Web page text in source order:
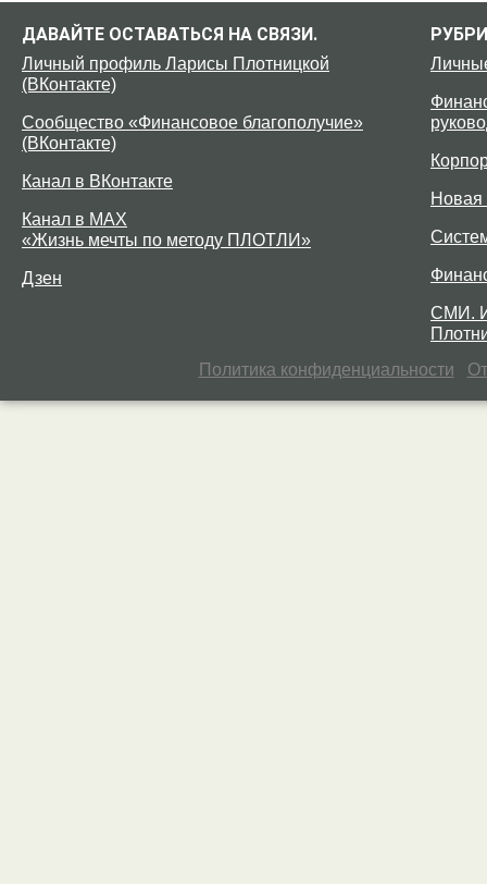
ДАВАЙТЕ ОСТАВАТЬСЯ НА СВЯЗИ.
Личный профиль Ларисы Плотницкой
(ВКонтакте)
Сообщество «Финансовое благополучие»
(ВКонтакте)
Канал в ВКонтакте
Канал в MAX
«Жизнь мечты по методу ПЛОТЛИ»
Дзен
Новая
СМИ.
Политика конфиденциальности